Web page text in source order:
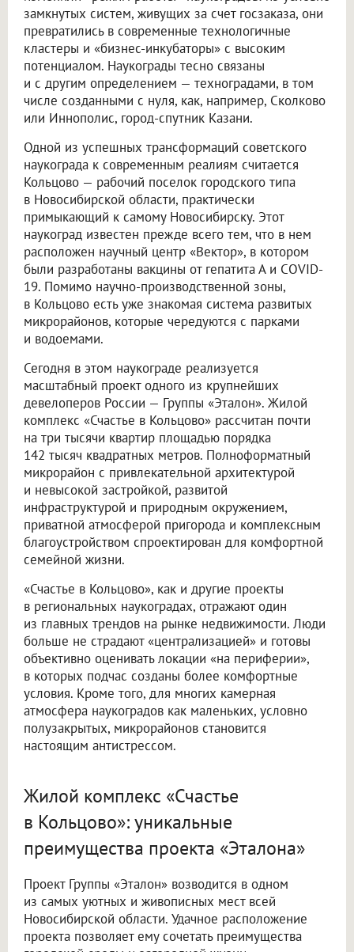
замкнутых систем, живущих за счет госзаказа, они
превратились в современные технологичные
кластеры и «бизнес-инкубаторы» с высоким
потенциалом. Наукограды тесно связаны
и с другим определением — техноградами, в том
числе созданными с нуля, как, например, Сколково
или Иннополис, город-спутник Казани.
Одной из успешных трансформаций советского
наукограда к современным реалиям считается
Кольцово — рабочий поселок городского типа
в Новосибирской области, практически
примыкающий к самому Новосибирску. Этот
наукоград известен прежде всего тем, что в нем
расположен научный центр «Вектор», в котором
были разработаны вакцины от гепатита А и COVID-
19. Помимо научно-производственной зоны,
в Кольцово есть уже знакомая система развитых
микрорайонов, которые чередуются с парками
и водоемами.
Сегодня в этом наукограде реализуется
масштабный проект одного из крупнейших
девелоперов России — Группы «Эталон». Жилой
комплекс «Счастье в Кольцово» рассчитан почти
на три тысячи квартир площадью порядка
142 тысяч квадратных метров. Полноформатный
микрорайон с привлекательной архитектурой
и невысокой застройкой, развитой
инфраструктурой и природным окружением,
приватной атмосферой пригорода и комплексным
благоустройством спроектирован для комфортной
семейной жизни.
«Счастье в Кольцово», как и другие проекты
в региональных наукоградах, отражают один
из главных трендов на рынке недвижимости. Люди
больше не страдают «централизацией» и готовы
объективно оценивать локации «на периферии»,
в которых подчас созданы более комфортные
условия. Кроме того, для многих камерная
атмосфера наукоградов как маленьких, условно
полузакрытых, микрорайонов становится
настоящим антистрессом.
Жилой комплекс «Счастье
в Кольцово»: уникальные
преимущества проекта «Эталона»
Проект Группы «Эталон» возводится в одном
из самых уютных и живописных мест всей
Новосибирской области. Удачное расположение
проекта позволяет ему сочетать преимущества